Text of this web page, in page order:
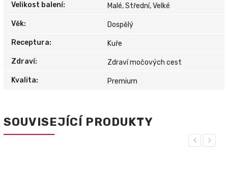
Velikost balení: Malé, Střední, Velké
Věk: Dospělý
Receptura: Kuře
Zdraví: Zdraví močových cest
Kvalita: Premium
SOUVISEJÍCÍ PRODUKTY
Previous
Next